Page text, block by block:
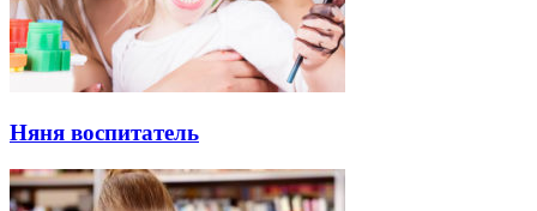
Няня воспитатель